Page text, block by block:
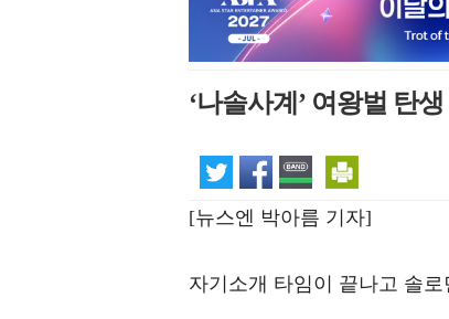
‘나솔사계’ 여왕벌 탄
[뉴스엔 박아름 기자]
자기소개 타임이 끝나고 솔